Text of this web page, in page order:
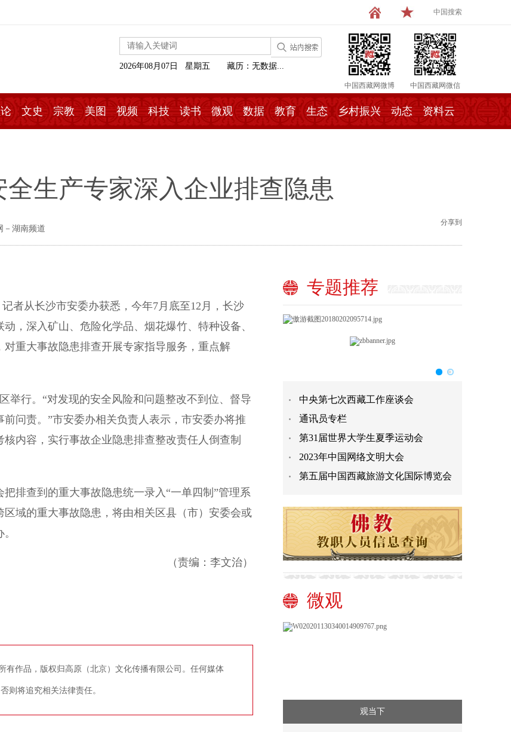
中国搜索
中国西藏网微博 中国西藏网微信
2026年08月07日 星期五 藏历：无数据...
文史 宗教 美图 视频 科技 读书 微观 数据 教育 生态 乡村振兴 动态 资料云
生产专家深入企业排查隐患
－湖南频道
分享到
从长沙市安委办获悉，今年7月底至12月，长沙
，深入矿山、危险化学品、烟花爆竹、特种设备、
重大事故隐患排查开展专家指导服务，重点解
行。“对发现的安全风险和问题整改不到位、督导
问责。”市安委办相关负责人表示，市安委办将推
内容，实行事故企业隐患排查整改责任人倒查制
查到的重大事故隐患统一录入“一单四制”管理系
域的重大事故隐患，将由相关区县（市）安委会或
（责编：李文治）
有作品，版权归高原（北京）文化传播有限公司。任何媒体
则将追究相关法律责任。
专题推荐
中央第七次西藏工作座谈会
通讯员专栏
第31届世界大学生夏季运动会
2023年中国网络文明大会
第五届中国西藏旅游文化国际博览会
微观
观当下